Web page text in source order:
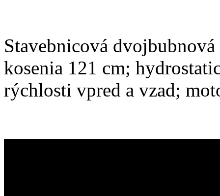
Stavebnicová
kosenia 121 cm;
rýchlosti vpred a vzad;